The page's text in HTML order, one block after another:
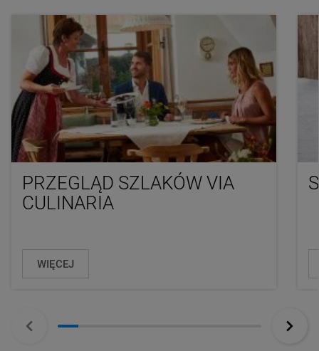
PRZEGLĄD SZLAKÓW VIA
CULINARIA
WIĘCEJ